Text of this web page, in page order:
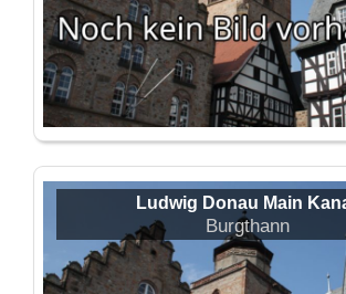
Ludwig Donau Main
Burgthann